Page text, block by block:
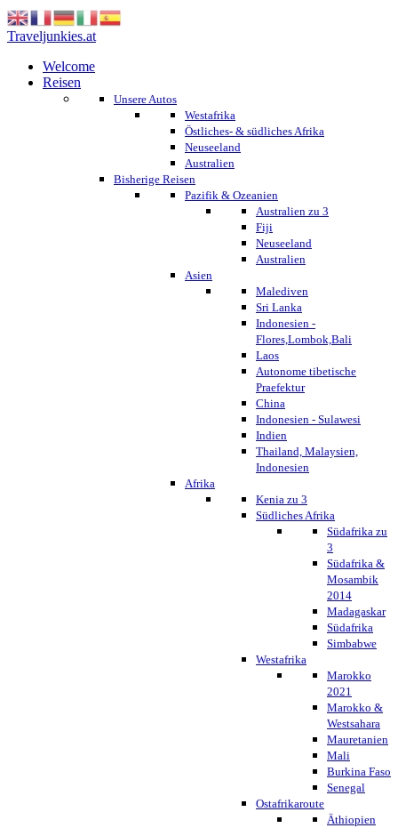
Traveljunkies.at
Welcome
Reisen
Unsere Autos
Westafrika
Östliches- & südliches Afrika
Neuseeland
Australien
Bisherige Reisen
Pazifik & Ozeanien
Australien zu 3
Fiji
Neuseeland
Australien
Asien
Malediven
Sri Lanka
Indonesien -
Flores,Lombok,Bali
Laos
Autonome tibetische
Praefektur
China
Indonesien - Sulawesi
Indien
Thailand, Malaysien,
Indonesien
Afrika
Kenia zu 3
Südliches Afrika
Südafrika zu
3
Südafrika &
Mosambik
2014
Madagaskar
Südafrika
Simbabwe
Westafrika
Marokko
2021
Marokko &
Westsahara
Mauretanien
Mali
Burkina Faso
Senegal
Ostafrikaroute
Äthiopien